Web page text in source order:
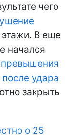
чего
В еще
начался
превышения
удара
закрыть
о 25